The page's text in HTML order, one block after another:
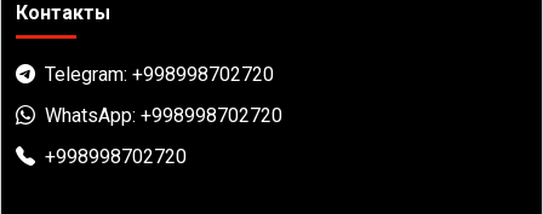
Контакты
Telegram: +998998702720
WhatsApp: +998998702720
+998998702720